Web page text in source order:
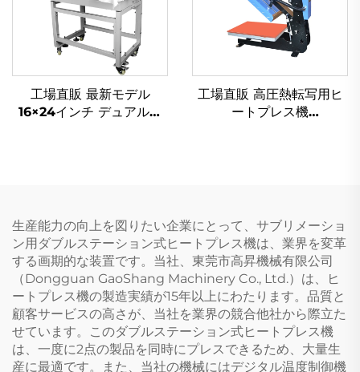
工場直販 最新モデル
16×24インチ デュアルヒ
工場直販 高圧熱転写用ヒ
ートプレス機
生産能力の向上を図りたい企業にとって、サブリメーショ
ン用ダブルステーション式ヒートプレス機は、業界を変革
する画期的な装置です。当社、東莞市高昇機械有限公司
（Dongguan GaoShang Machinery Co., Ltd.）は、ヒ
ートプレス機の製造実績が15年以上にわたります。品質と
顧客サービスの高さが、当社を業界の競合他社から際立た
せています。このダブルステーション式ヒートプレス機
は、一度に2点の製品を同時にプレスできるため、大量生
産に最適です。また、当社の機械にはデジタル温度制御機